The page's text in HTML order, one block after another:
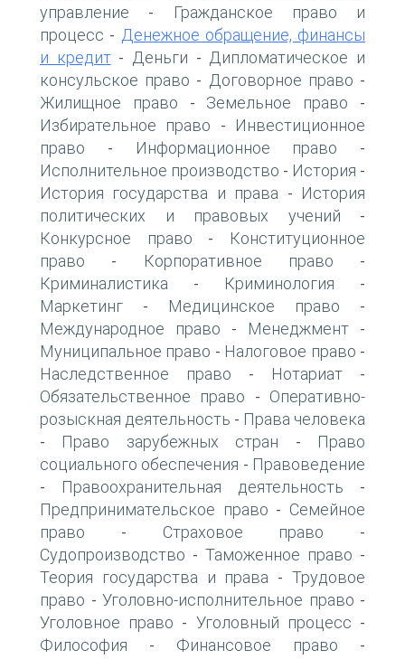
управление -
Гражданское право и
процесс - Денежное обращение, финансы
и кредит- Деньги - Дипломатическое и
консульское право - Договорное право -
Жилищное право - Земельное право -
Избирательное право -
Инвестиционное
право - Информационное право -
Исполнительное производство - История -
История государства и права -
История
политических и правовых учений -
Конкурсное право -
Конституционное
право - Корпоративное право -
Криминалистика - Криминология -
Маркетинг - Медицинское право -
Международное право - Менеджмент -
Муниципальное право - Налоговое право -
Наследственное право - Нотариат -
Обязательственное право - Оперативно-
розыскная деятельность - Права человека
- Право зарубежных стран -
Право
социального обеспечения - Правоведение
- Правоохранительная деятельность -
Предпринимательское право - Семейное
право - Страховое право -
Судопроизводство - Таможенное право -
Теория государства и права -Трудовое
право - Уголовно-исполнительное право -
Уголовное право - Уголовный процесс -
Философия - Финансовое право -